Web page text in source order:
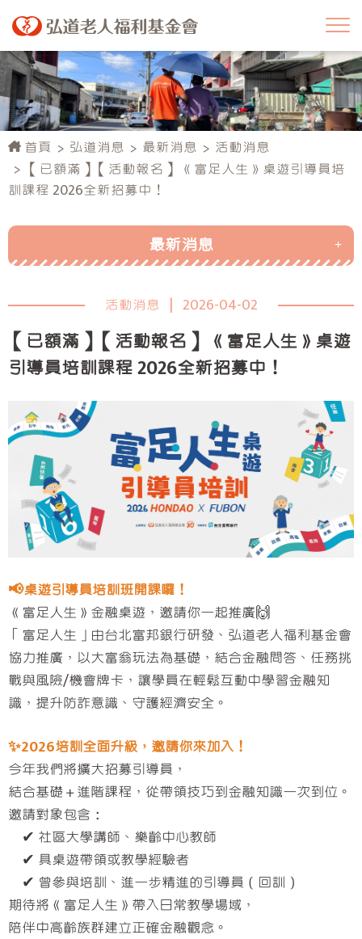
首頁 弘道消息 最新消息
活動消息
【已額滿】【活動報名】 《富足人生》桌遊引導員培
訓課程 2026全新招募中！
最新消息
弘道榮耀
活動消息 2026-04-02
【已額滿】【活動報名】 《富足人生》桌遊
引導員培訓課程 2026全新招募中！
📢桌遊引導員培訓班開課囉！
《富足人生》金融桌遊，邀請你一起推廣🙌
「富足人生」由台北富邦銀行研發、弘道老人福利基金會
協力推廣，以大富翁玩法為基礎，結合金融問答、任務挑
戰與風險/機會牌卡，讓學員在輕鬆互動中學習金融知
識，提升防詐意識、守護經濟安全。
✨2026培訓全面升級，邀請你來加入！
今年我們將擴大招募引導員，
結合基礎＋進階課程，從帶領技巧到金融知識一次到位。
邀請對象包含：
✔ 社區大學講師、樂齡中心教師
✔ 具桌遊帶領或教學經驗者
✔ 曾參與培訓、進一步精進的引導員（回訓）
期待將《富足人生》帶入日常教學場域，
陪伴中高齡族群建立正確金融觀念。